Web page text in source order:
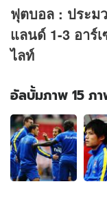
ฟุตบอล : ประม
แลนด์ 1-3 อาร์
ไลท์
อัลบั้มภาพ 15 ภ
อัลบั้ม
ภาพ
15
ภาพ
ของ